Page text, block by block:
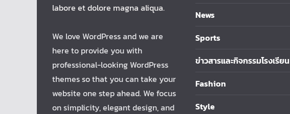
labore et dolore magna aliqua.
We love WordPress and we are
here to provide you with
professional-looking WordPress
themes so that you can take your
website one step ahead. We focus
on simplicity, elegant design, and
News
Sports
ข่าวสารและกิจกรรมโรงเรียน
Fashion
Style